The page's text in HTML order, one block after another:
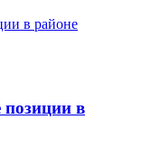
позиции в